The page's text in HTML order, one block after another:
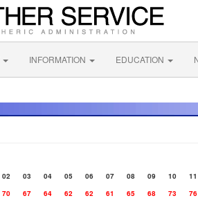
INFORMATION EDUCATION
02 03 04 05 06 07 08 09 10 11
70 67 64 62 62 61 65 68 73 76